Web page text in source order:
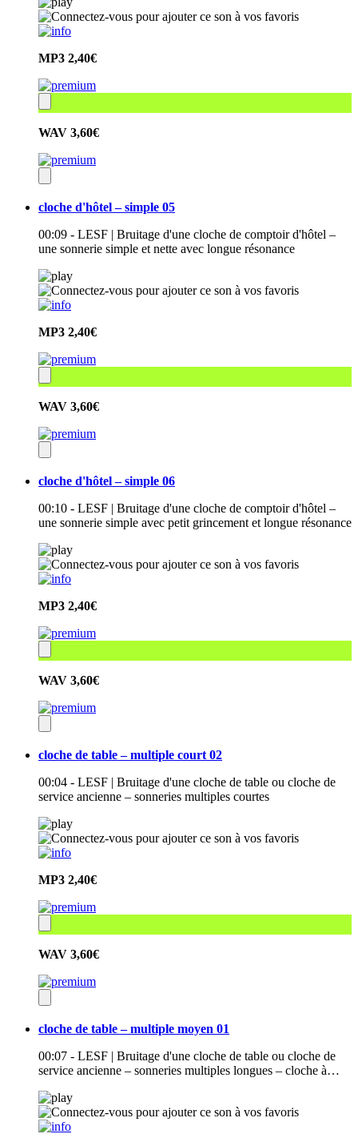
MP3 2,40€
WAV 3,60€
cloche d'hôtel – simple 05
00:09 - LESF | Bruitage d'une cloche de comptoir d'hôtel –
une sonnerie simple et nette avec longue résonance
MP3 2,40€
WAV 3,60€
cloche d'hôtel – simple 06
00:10 - LESF | Bruitage d'une cloche de comptoir d'hôtel –
une sonnerie simple avec petit grincement et longue résonance
MP3 2,40€
WAV 3,60€
cloche de table – multiple court 02
00:04 - LESF | Bruitage d'une cloche de table ou cloche de
service ancienne – sonneries multiples courtes
MP3 2,40€
WAV 3,60€
cloche de table – multiple moyen 01
00:07 - LESF | Bruitage d'une cloche de table ou cloche de
service ancienne – sonneries multiples longues – cloche à…